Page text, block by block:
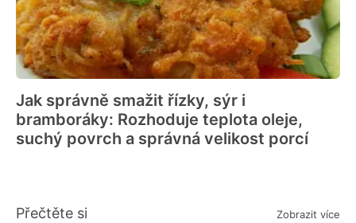
Jak správně smažit řízky, sýr i
bramboráky: Rozhoduje teplota oleje,
suchý povrch a správná velikost porcí
Přečtěte si Zobrazit více